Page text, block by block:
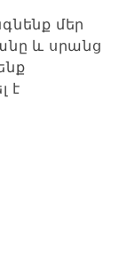
մեր
և սրանց
է